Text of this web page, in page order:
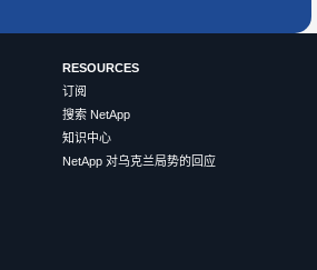
RESOURCES
订阅
搜索 NetApp
知识中心
NetApp 对乌克兰局势的回应